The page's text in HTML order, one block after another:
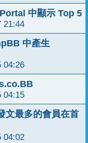
中顯示 Top 5
21:44
中產生
04:26
04:15
文最多的會員在首
04:02